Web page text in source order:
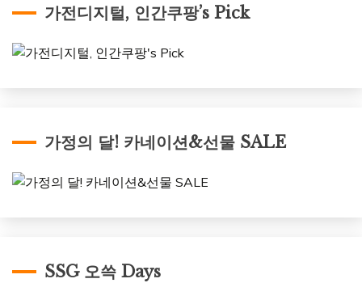
가전디지털, 인간쿠팡’s Pick
가정의 달! 카네이션&선물 SALE
SSG 오쓱 Days